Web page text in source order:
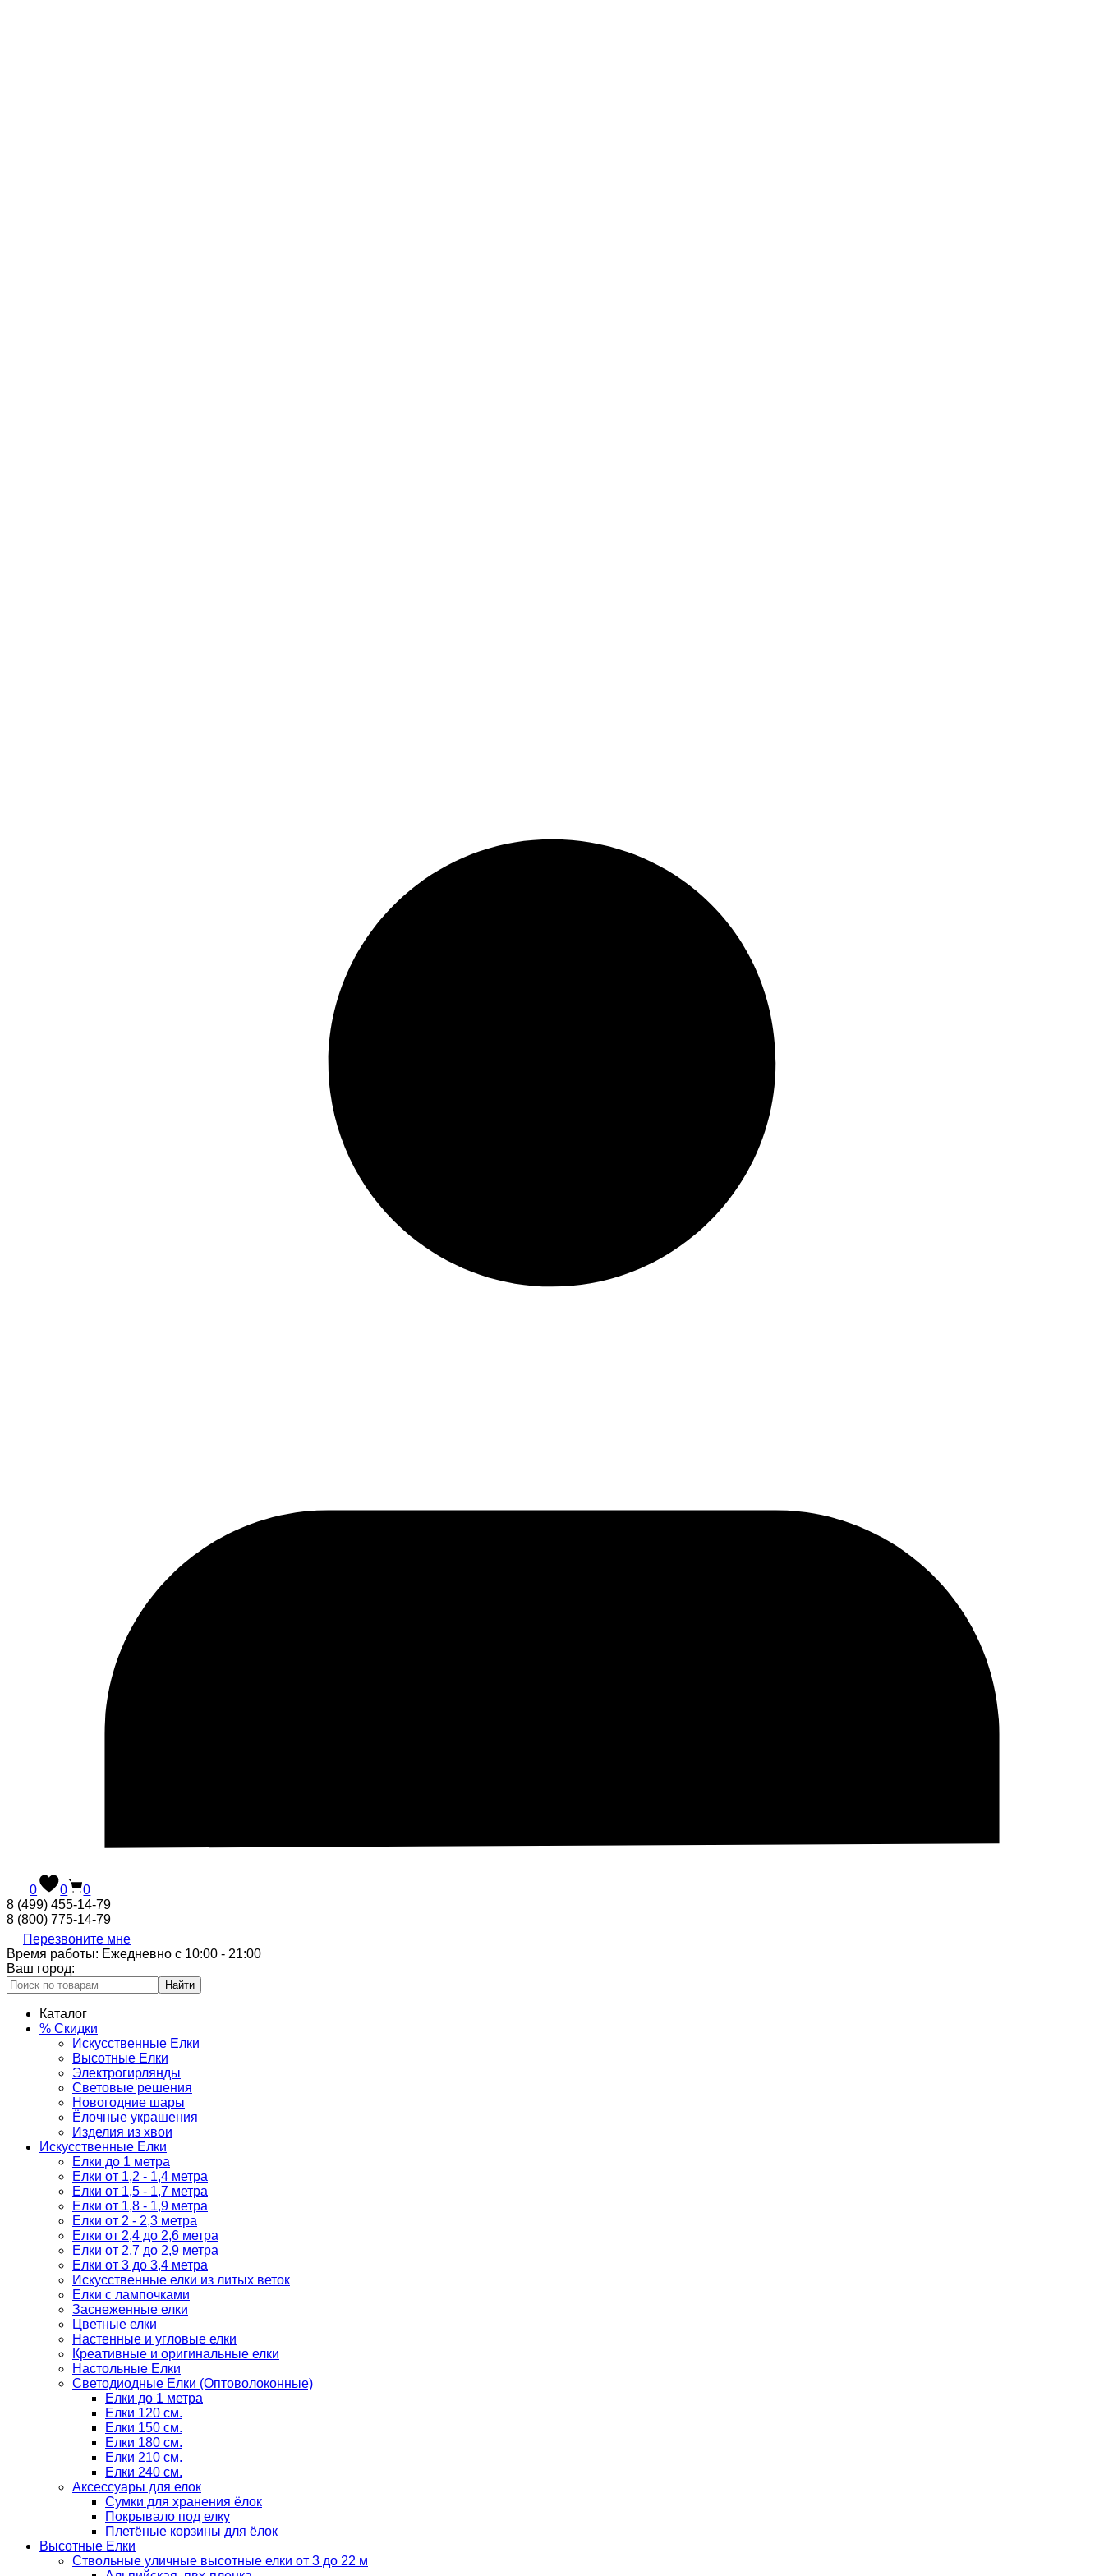
0 0
0
8 (499) 455-14-79
8 (800) 775-14-79
Перезвоните мне
Время работы: Ежедневно с 10:00 - 21:00
Ваш город:
Найти
Каталог
% Скидки
Искусственные Елки
Высотные Елки
Электрогирлянды
Световые решения
Новогодние шары
Ёлочные украшения
Изделия из хвои
Искусственные Елки
Елки до 1 метра
Елки от 1,2 - 1,4 метра
Елки от 1,5 - 1,7 метра
Елки от 1,8 - 1,9 метра
Елки от 2 - 2,3 метра
Елки от 2,4 до 2,6 метра
Елки от 2,7 до 2,9 метра
Елки от 3 до 3,4 метра
Искусственные елки из литых веток
Елки с лампочками
Заснеженные елки
Цветные елки
Настенные и угловые елки
Креативные и оригинальные елки
Настольные Елки
Светодиодные Елки (Оптоволоконные)
Елки до 1 метра
Елки 120 см.
Елки 150 см.
Елки 180 см.
Елки 210 см.
Елки 240 см.
Аксессуары для елок
Сумки для хранения ёлок
Покрывало под елку
Плетёные корзины для ёлок
Высотные Елки
Ствольные уличные высотные елки от 3 до 22 м